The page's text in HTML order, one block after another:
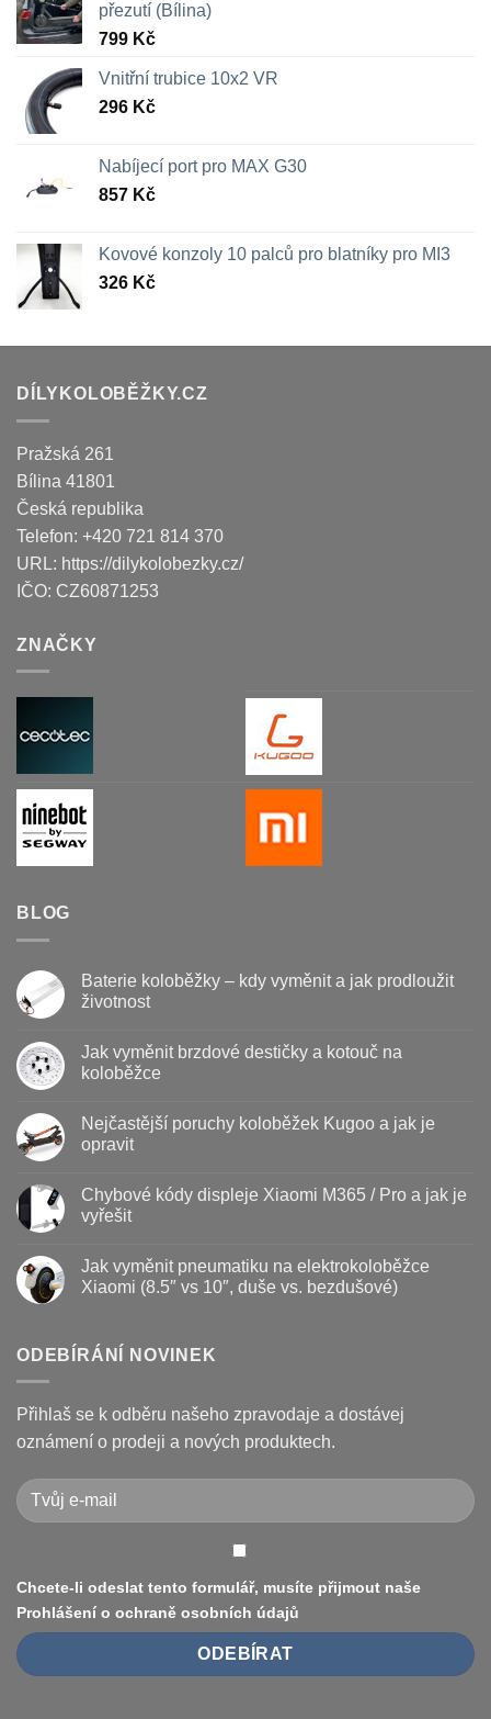
přezutí (Bílina)
799 Kč
Vnitřní trubice 10x2 VR
296 Kč
Nabíjecí port pro MAX G30
857 Kč
Kovové konzoly 10 palců pro blatníky pro MI3
326 Kč
DÍLYKOLOBĚŽKY.CZ
Pražská 261
Bílina 41801
Česká republika
Telefon: +420 721 814 370
URL: https://dilykolobezky.cz/
IČO: CZ60871253
ZNAČKY
BLOG
Baterie koloběžky – kdy vyměnit a jak prodloužit
životnost
textu
s
koloběžky
kdy
jak
prodloužit
životnost
Jak vyměnit brzdové destičky a kotouč na
koloběžce
u
textu
s
vyměnit
brzdové
destičky
na
koloběžce
Nejčastější poruchy koloběžek Kugoo a jak je
opravit
u
textu
s
poruchy
koloběžek
Kugoo
opravit
Chybové kódy displeje Xiaomi M365 / Pro a jak je
vyřešit
textu
s
displeje
Xiaomi
Pro
a
jak
je
Jak vyměnit pneumatiku na elektrokoloběžce
Xiaomi (8.5″ vs 10″, duše vs. bezdušové)
textu
s
vyměnit
pneumatiku
na
elektrokoloběžce
(8.5″
vs
10″,
duše
ODEBÍRÁNÍ NOVINEK
Přihlaš se k odběru našeho zpravodaje a dostávej
oznámení o prodeji a nových produktech.
Chcete-li odeslat tento formulář, musíte přijmout naše
Prohlášení o ochraně osobních údajů